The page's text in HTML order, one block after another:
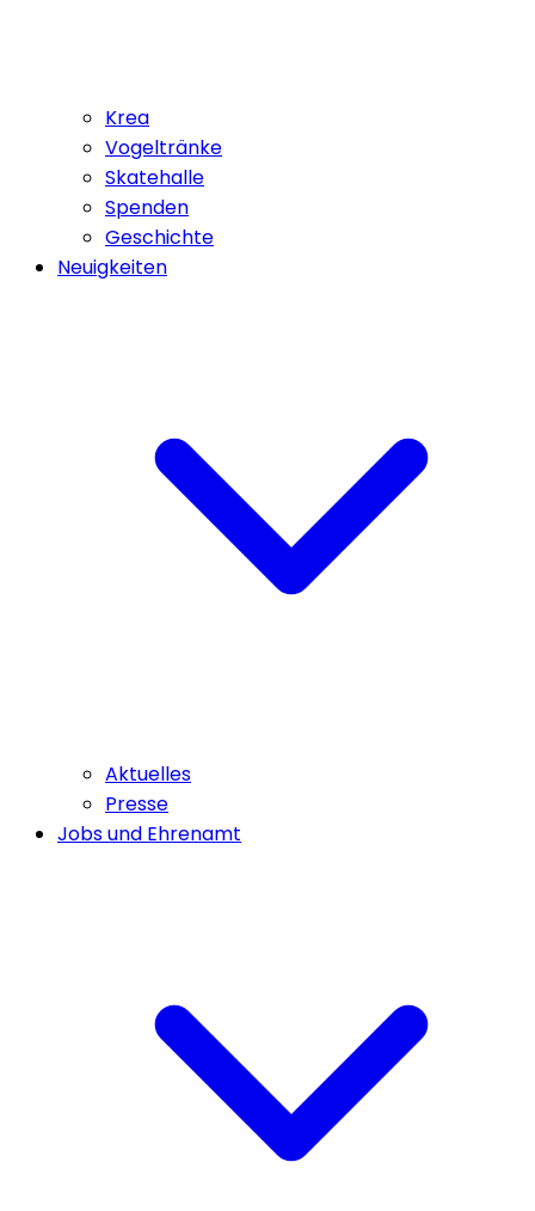
Krea
Vogeltränke
Skatehalle
Spenden
Geschichte
Neuigkeiten
Aktuelles
Presse
Jobs und Ehrenamt